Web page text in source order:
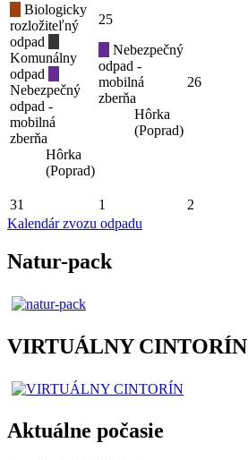
Biologicky
rozložiteľný
odpad
Komunálny
odpad
Nebezpečný
odpad -
mobilná
zberňa
Hôrka
(Poprad)
25
Nebezpečný
odpad -
mobilná
zberňa
Hôrka
(Poprad)
26
31 1 2
Kalendár zvozu odpadu
Natur-pack
VIRTUÁLNY CINTORÍN
Aktuálne počasie